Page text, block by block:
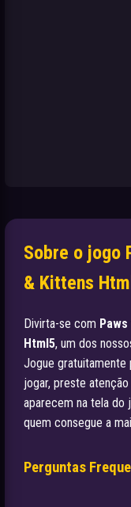
Sobre o jogo
& Kittens
Divirta-se com
Html5, um dos
Jogue gratuitamente
jogar, preste
aparecem na tela do
quem consegue a
Perguntas